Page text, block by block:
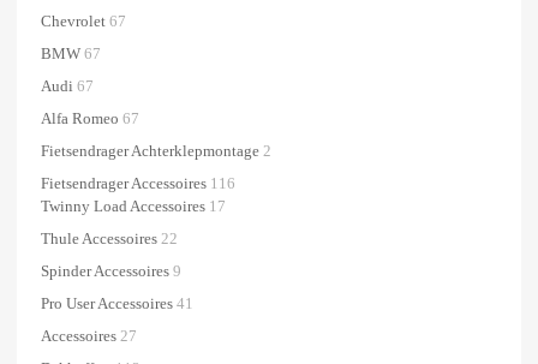
Chevrolet 67
BMW 67
Audi 67
Alfa Romeo 67
Fietsendrager Achterklepmontage 2
Fietsendrager Accessoires 116
Twinny Load Accessoires 17
Thule Accessoires 22
Spinder Accessoires 9
Pro User Accessoires 41
Accessoires 27